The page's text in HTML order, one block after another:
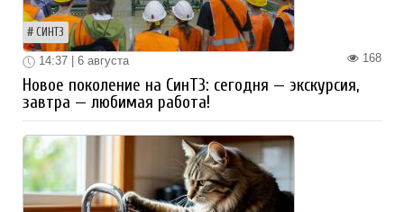
СИНТЗ
168
14:37 | 6 августа
Новое поколение на СинТЗ: сегодня — экскурсия,
завтра — любимая работа!